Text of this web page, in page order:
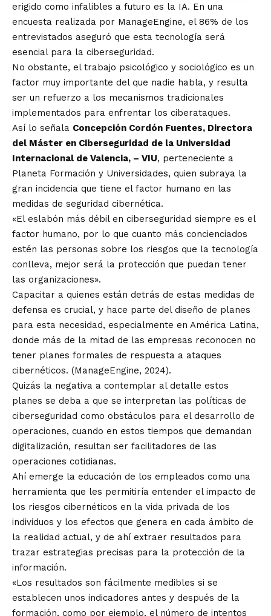
erigido como infalibles a futuro es la IA. En una
encuesta realizada por ManageEngine, el 86% de los
entrevistados aseguró que esta tecnología será
esencial para la ciberseguridad.
No obstante, el trabajo psicológico y sociológico es un
factor muy importante del que nadie habla, y resulta
ser un refuerzo a los mecanismos tradicionales
implementados para enfrentar los ciberataques.
Así lo señala Concepción Cordón Fuentes, Directora
del Máster en Ciberseguridad de la Universidad
Internacional de Valencia, – VIU, perteneciente a
Planeta Formación y Universidades, quien subraya la
gran incidencia que tiene el factor humano en las
medidas de seguridad cibernética.
«El eslabón más débil en ciberseguridad siempre es el
factor humano, por lo que cuanto más concienciados
estén las personas sobre los riesgos que la tecnología
conlleva, mejor será la protección que puedan tener
las organizaciones».
Capacitar a quienes están detrás de estas medidas de
defensa es crucial, y hace parte del diseño de planes
para esta necesidad, especialmente en América Latina,
donde más de la mitad de las empresas reconocen no
tener planes formales de respuesta a ataques
cibernéticos. (ManageEngine, 2024).
Quizás la negativa a contemplar al detalle estos
planes se deba a que se interpretan las políticas de
ciberseguridad como obstáculos para el desarrollo de
operaciones, cuando en estos tiempos que demandan
digitalización, resultan ser facilitadores de las
operaciones cotidianas.
Ahí emerge la educación de los empleados como una
herramienta que les permitiría entender el impacto de
los riesgos cibernéticos en la vida privada de los
individuos y los efectos que genera en cada ámbito de
la realidad actual, y de ahí extraer resultados para
trazar estrategias precisas para la protección de la
información.
«Los resultados son fácilmente medibles si se
establecen unos indicadores antes y después de la
formación, como por ejemplo, el número de intentos